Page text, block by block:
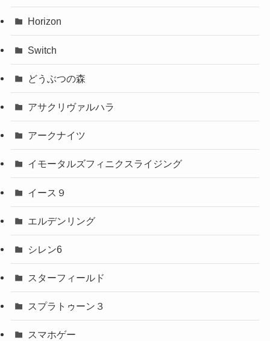
Horizon
Switch
どうぶつの森
アサクリヴァルハラ
アークナイツ
イモータルズフィニクスライジング
イース９
エルデンリング
シレン6
スターフィールド
スプラトゥーン３
スマホゲー